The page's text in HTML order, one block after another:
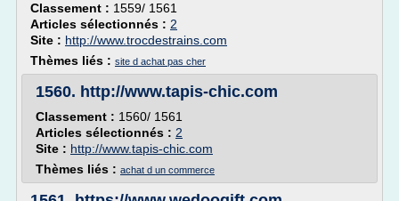
Classement : 1559/ 1561
Articles sélectionnés : 2
Site : http://www.trocdestrains.com
Thèmes liés : site d achat pas cher
1560. http://www.tapis-chic.com
Classement : 1560/ 1561
Articles sélectionnés : 2
Site : http://www.tapis-chic.com
Thèmes liés : achat d un commerce